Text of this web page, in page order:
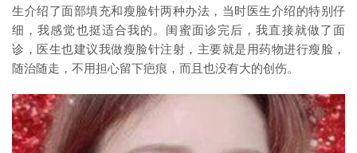
生介绍了面部填充和瘦脸针两种办法，当时医生介绍的特别仔
细，我感觉也挺适合我的。闺蜜面诊完后，我直接就做了面
诊，医生也建议我做瘦脸针注射，主要就是用药物进行瘦脸，
随治随走，不用担心留下疤痕，而且也没有大的创伤。